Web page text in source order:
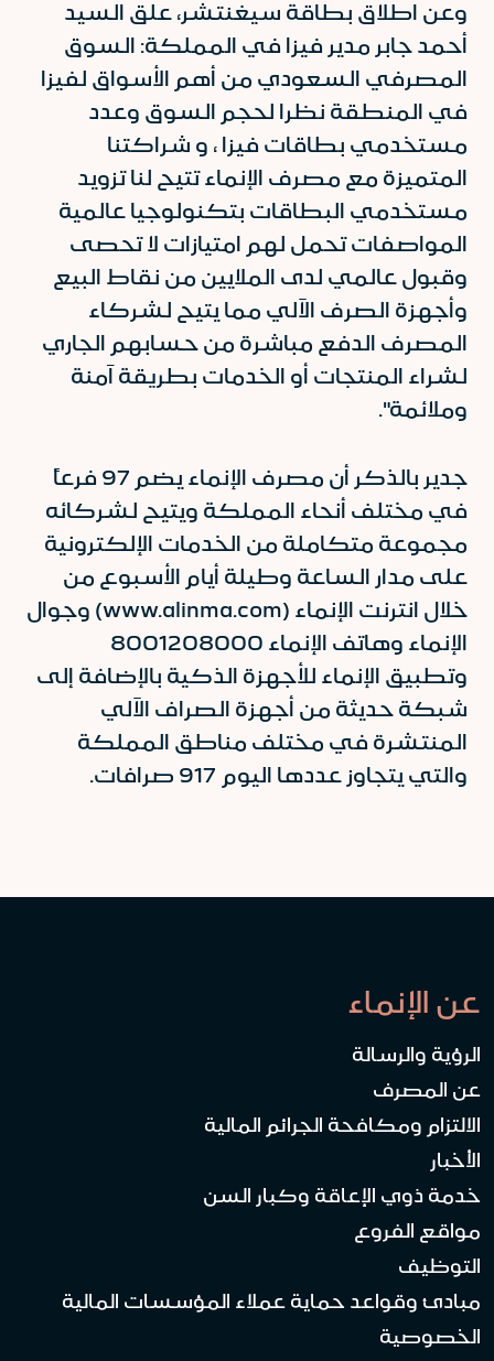
وعن اطلاق بطاقة سيغنتشر، علق السيد
أحمد جابر مدير فيزا في المملكة: السوق
المصرفي السعودي من أهم الأسواق لفيزا
في المنطقة نظرا لحجم السوق وعدد
مستخدمي بطاقات فيزا ، و شراكتنا
المتميزة مع مصرف الإنماء تتيح لنا تزويد
مستخدمي البطاقات بتكنولوجيا عالمية
المواصفات تحمل لهم امتيازات لا تحصى
وقبول عالمي لدى الملايين من نقاط البيع
وأجهزة الصرف الآلي مما يتيح لشركاء
المصرف الدفع مباشرة من حسابهم الجاري
لشراء المنتجات أو الخدمات بطريقة آمنة
وملائمة".
جدير بالذكر أن مصرف الإنماء يضم 97 فرعاً
في مختلف أنحاء المملكة ويتيح لشركائه
مجموعة متكاملة من الخدمات الإلكترونية
على مدار الساعة وطيلة أيام الأسبوع من
خلال انترنت الإنماء (www.alinma.com) وجوال
الإنماء وهاتف الإنماء 8001208000
وتطبيق الإنماء للأجهزة الذكية بالإضافة إلى
شبكة حديثة من أجهزة الصراف الآلي
المنتشرة في مختلف مناطق المملكة
والتي يتجاوز عددها اليوم 917 صرافات.
عن الإنماء
الرؤية والرسالة
عن المصرف
الالتزام ومكافحة الجرائم المالية
الأخبار
خدمة ذوي الإعاقة وكبار السن
مواقع الفروع
التوظيف
مبادئ وقواعد حماية عملاء المؤسسات المالية
الخصوصية